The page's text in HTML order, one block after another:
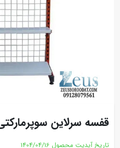
قفسه سرلاین
تاریخ آپدیت محصول 1404/04/16